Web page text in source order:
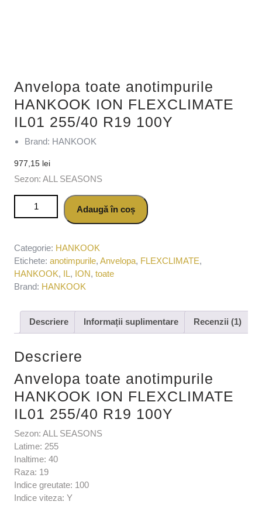
Anvelopa toate anotimpurile
HANKOOK ION FLEXCLIMATE
IL01 255/40 R19 100Y
Brand: HANKOOK
977,15 lei
Sezon: ALL SEASONS
Cantitate Anvelopa toate anotimpurile HANKOOK ION
FLEXCLIMATE IL01 255/40 R19 100Y
Adaugă în coș
Categorie: HANKOOK
Etichete: anotimpurile, Anvelopa, FLEXCLIMATE,
HANKOOK, IL, ION, toate
Brand: HANKOOK
Descriere Informații suplimentare Recenzii (1)
Descriere
Anvelopa toate anotimpurile
HANKOOK ION FLEXCLIMATE
IL01 255/40 R19 100Y
Sezon: ALL SEASONS
Latime: 255
Inaltime: 40
Raza: 19
Indice greutate: 100
Indice viteza: Y